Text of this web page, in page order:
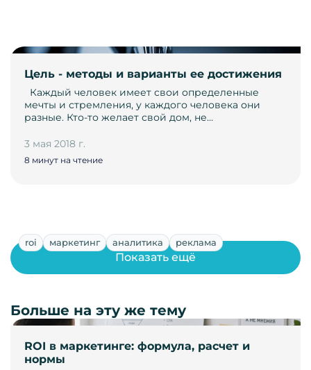
Цель - методы и варианты ее достижения
­ ­ Каждый человек имеет свои определенные
мечты и стремления, у каждого человека они
разные. Кто-то желает свой дом, не…
3 мая 2018 г.
8 минут на чтение
roi маркетинг аналитика реклама
ROI в маркетинге: формула, расчет и
нормы
Показать ещё
Больше на эту же тему